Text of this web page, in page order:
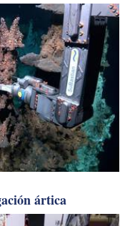
ártica